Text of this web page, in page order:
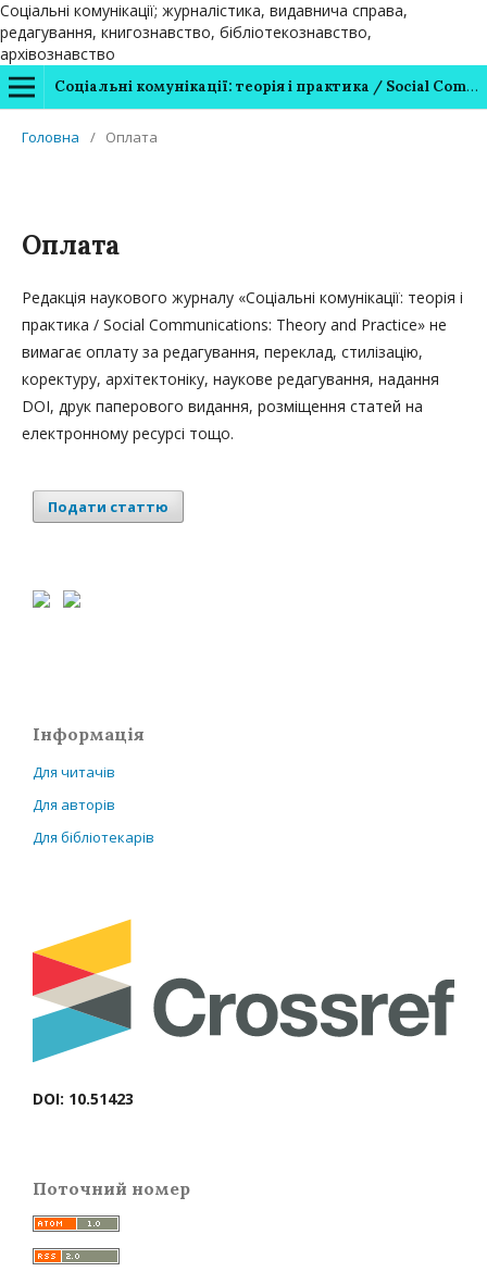
Соціальні комунікації; журналістика, видавнича справа,
редагування, книгознавство, бібліотекознавство,
архівознавство
Соціальні комунікації: теорія і практика / Social Communications: Theory and Practice
Головна / Оплата
Оплата
Редакція наукового журналу «Соціальні комунікації: теорія і
практика / Social Communications: Theory and Practice» не
вимагає оплату за редагування, переклад, стилізацію,
коректуру, архітектоніку, наукове редагування, надання
DOI, друк паперового видання, розміщення статей на
електронному ресурсі тощо.
Подати статтю
Інформація
Для читачів
Для авторів
Для бібліотекарів
DOI: 10.51423
Поточний номер